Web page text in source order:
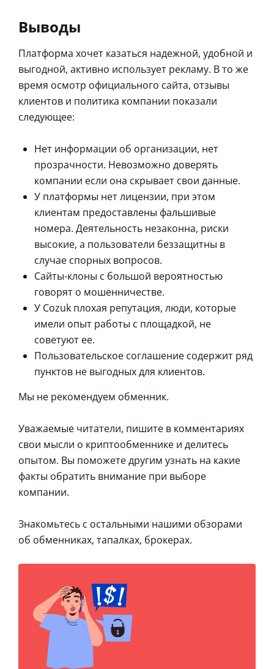
Выводы
Платформа хочет казаться надежной, удобной и
выгодной, активно использует рекламу. В то же
время осмотр официального сайта, отзывы
клиентов и политика компании показали
следующее:
Нет информации об организации, нет
прозрачности. Невозможно доверять
компании если она скрывает свои данные.
У платформы нет лицензии, при этом
клиентам предоставлены фальшивые
номера. Деятельность незаконна, риски
высокие, а пользователи беззащитны в
случае спорных вопросов.
Сайты-клоны с большой вероятностью
говорят о мошенничестве.
У Cozuk плохая репутация, люди, которые
имели опыт работы с площадкой, не
советуют ее.
Пользовательское соглашение содержит ряд
пунктов не выгодных для клиентов.
Мы не рекомендуем обменник.
Уважаемые читатели, пишите в комментариях
свои мысли о криптообменнике и делитесь
опытом. Вы поможете другим узнать на какие
факты обратить внимание при выборе
компании.
Знакомьтесь с остальными нашими обзорами
об обменниках, тапалках, брокерах.